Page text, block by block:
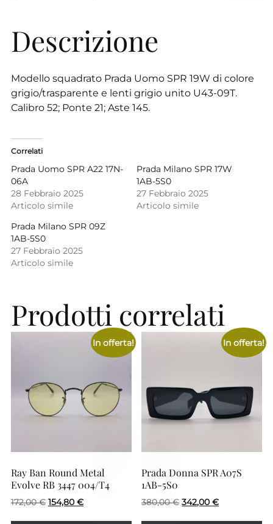
Descrizione
Modello squadrato Prada Uomo SPR 19W di colore
grigio/trasparente e lenti grigio unito U43-09T.
Calibro 52; Ponte 21; Aste 145.
Correlati
Prada Uomo SPR A22 17N-
06A
28 Febbraio 2025
Articolo simile
Prada Milano SPR 17W
1AB-5S0
27 Febbraio 2025
Articolo simile
Prada Milano SPR 09Z
1AB-5S0
27 Febbraio 2025
Articolo simile
Prodotti correlati
In offerta!
Ray Ban Round Metal
Evolve RB 3447 004/T4
172,00€ Il
154,80 €Il
In offerta!
Prada Donna SPR A07S
1AB-5S0
380,00€ Il
342,00€Il